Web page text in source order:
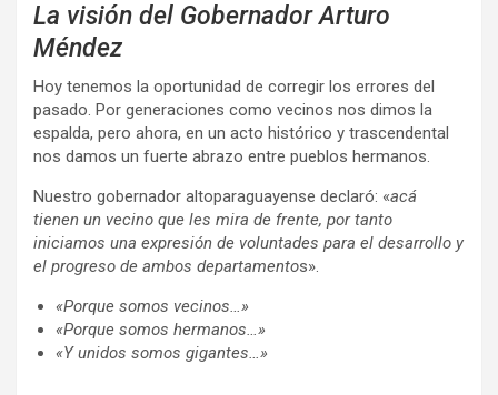
La visión del Gobernador Arturo
Méndez
Hoy tenemos la oportunidad de corregir los errores del
pasado. Por generaciones como vecinos nos dimos la
espalda, pero ahora, en un acto histórico y trascendental
nos damos un fuerte abrazo entre pueblos hermanos.
Nuestro gobernador altoparaguayense declaró: «acá
tienen un vecino que les mira de frente, por tanto
iniciamos una expresión de voluntades para el desarrollo y
el progreso de ambos departamentos».
«Porque somos vecinos…»
«Porque somos hermanos…»
«Y unidos somos gigantes…»